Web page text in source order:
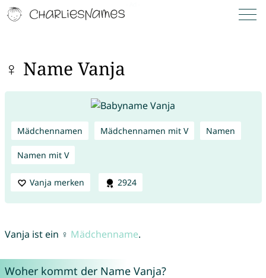
♀ Name Vanja
Mädchennamen Mädchennamen mit V Namen
Namen mit V
Vanja merken 2924
Vanja ist ein ♀ Mädchenname.
Woher kommt der Name Vanja?